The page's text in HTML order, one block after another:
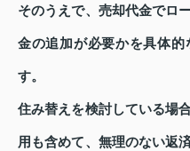
そのうえで、売却代金でロ
金の追加が必要かを具体
す。
住み替えを検討している場
用も含めて、無理のない返